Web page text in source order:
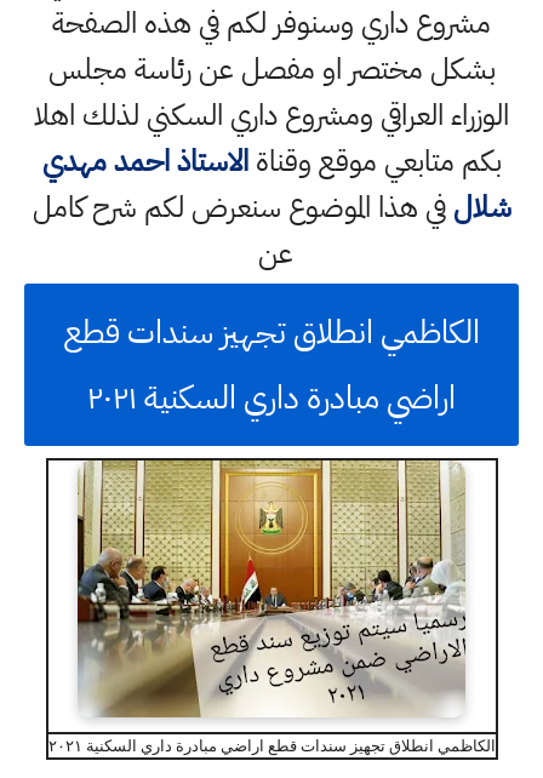
مشروع داري وسنوفر لكم في هذه الصفحة
بشكل مختصر او مفصل عن رئاسة مجلس
الوزراء العراقي ومشروع داري السكني لذلك اهلا
بكم متابعي موقع وقناةالاستاذ احمد مهدي
شلالفي هذا الموضوع سنعرض لكم شرح كامل
عن
الكاظمي انطلاق تجهيز سندات قطع
اراضي مبادرة داري السكنية ٢٠٢١
الكاظمي انطلاق تجهيز سندات قطع اراضي مبادرة داري السكنية ٢٠٢١